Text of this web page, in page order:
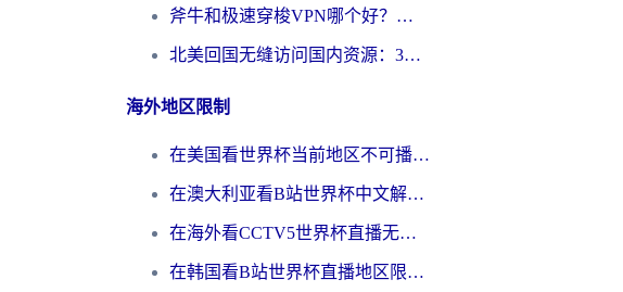
斧牛和极速穿梭VPN哪个好？海外党选回国加速器必看的真实对比与避坑指南
北美回国无缝访问国内资源：3年海外党亲测的加速器选择指南
海外地区限制
在美国看世界杯当前地区不可播放？海外党体育观赛终极指南来了！
在澳大利亚看B站世界杯中文解说仅限中国大陆？这篇指南帮你打破限制看遍赛事
在海外看CCTV5世界杯直播无法播放？这篇指南让你和国内球迷同步呐喊
在韩国看B站世界杯直播地区限制？这篇指南让你告别“当前地区不可播放”